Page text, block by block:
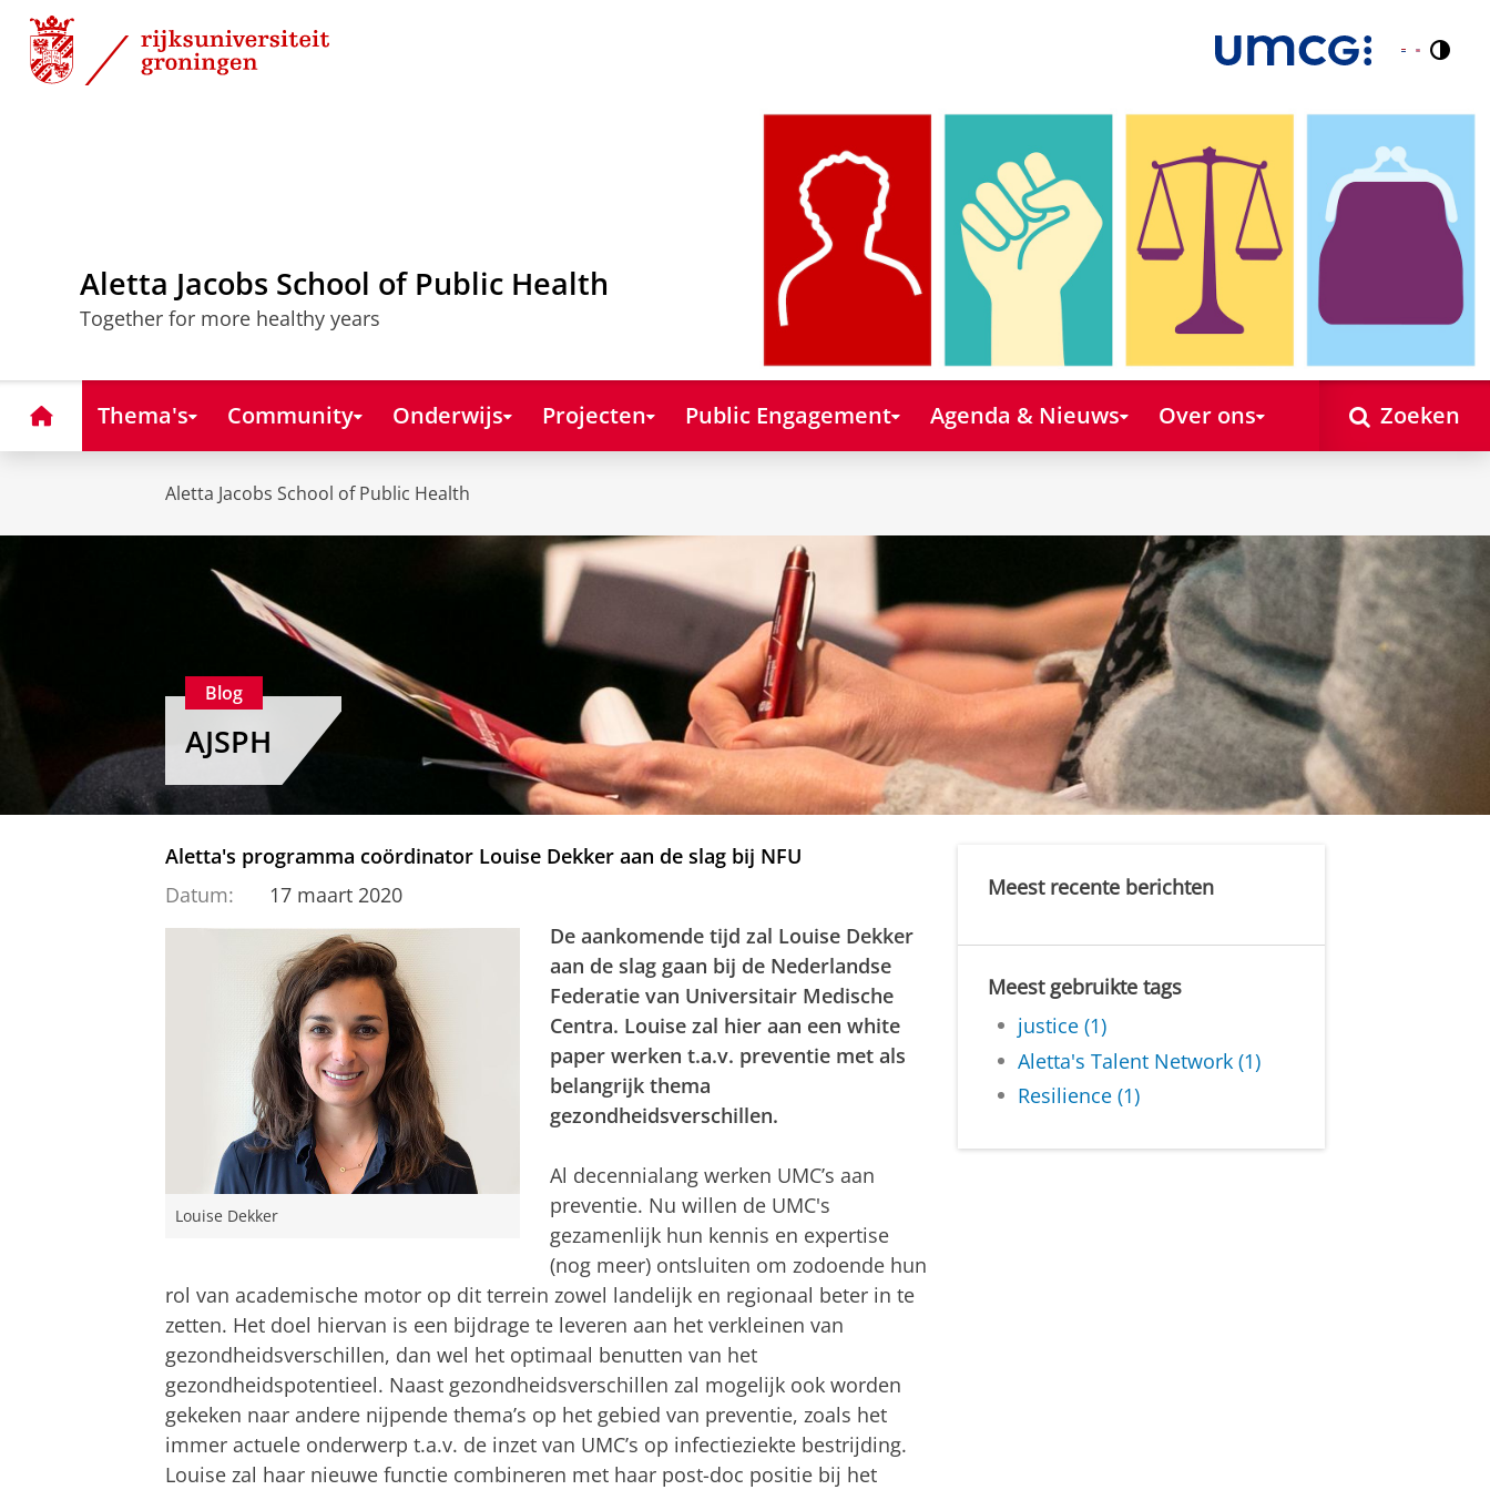
Skip
Content
Skip
Navigation
Nederlands
English
Aletta Jacobs School of Public Health
Together for more healthy years
HomeThema's Community Onderwijs Projecten Public Engagement Agenda & Nieuws Over ons Zoeken
Aletta Jacobs School of Public Health
Blog
AJSPH
Aletta's programma coördinator Louise Dekker aan de slag bij NFU
Datum:
17 maart 2020
Louise Dekker
De aankomende tijd zal Louise Dekker
aan de slag gaan bij de Nederlandse
Federatie van Universitair Medische
Centra. Louise zal hier aan een white
paper werken t.a.v. preventie met als
belangrijk thema
gezondheidsverschillen.
Al decennialang werken UMC’s aan
preventie. Nu willen de UMC's
gezamenlijk hun kennis en expertise
(nog meer) ontsluiten om zodoende hun
rol van academische motor op dit terrein zowel landelijk en regionaal beter in te
zetten. Het doel hiervan is een bijdrage te leveren aan het verkleinen van
gezondheidsverschillen, dan wel het optimaal benutten van het
gezondheidspotentieel. Naast gezondheidsverschillen zal mogelijk ook worden
gekeken naar andere nijpende thema’s op het gebied van preventie, zoals het
immer actuele onderwerp t.a.v. de inzet van UMC’s op infectieziekte bestrijding.
Louise zal haar nieuwe functie combineren met haar post-doc positie bij het
Meest recente berichten
Meest gebruikte tags
justice (1)
Aletta's Talent Network (1)
Resilience (1)